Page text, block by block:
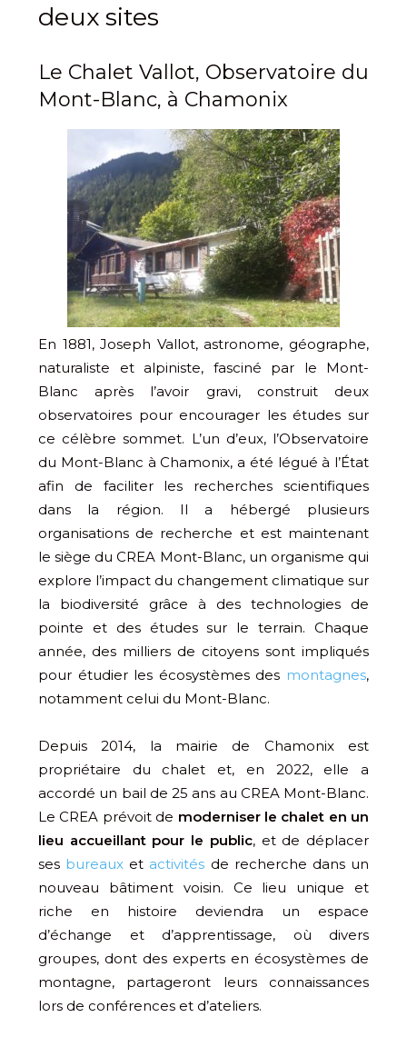
deux sites
Le Chalet Vallot, Observatoire du
Mont-Blanc, à Chamonix
En 1881, Joseph Vallot, astronome, géographe,
naturaliste et alpiniste, fasciné par le Mont-
Blanc après l’avoir gravi, construit deux
observatoires pour encourager les études sur
ce célèbre sommet. L’un d’eux, l’Observatoire
du Mont-Blanc à Chamonix, a été légué à l’État
afin de faciliter les recherches scientifiques
dans la région. Il a hébergé plusieurs
organisations de recherche et est maintenant
le siège du CREA Mont-Blanc, un organisme qui
explore l’impact du changement climatique sur
la biodiversité grâce à des technologies de
pointe et des études sur le terrain. Chaque
année, des milliers de citoyens sont impliqués
pour étudier les écosystèmes des montagnes,
notamment celui du Mont-Blanc.
Depuis 2014, la mairie de Chamonix est
propriétaire du chalet et, en 2022, elle a
accordé un bail de 25 ans au CREA Mont-Blanc.
Le CREA prévoit de moderniser le chalet en un
lieu accueillant pour le public, et de déplacer
ses bureaux et activités de recherche dans un
nouveau bâtiment voisin. Ce lieu unique et
riche en histoire deviendra un espace
d’échange et d’apprentissage, où divers
groupes, dont des experts en écosystèmes de
montagne, partageront leurs connaissances
lors de conférences et d’ateliers.